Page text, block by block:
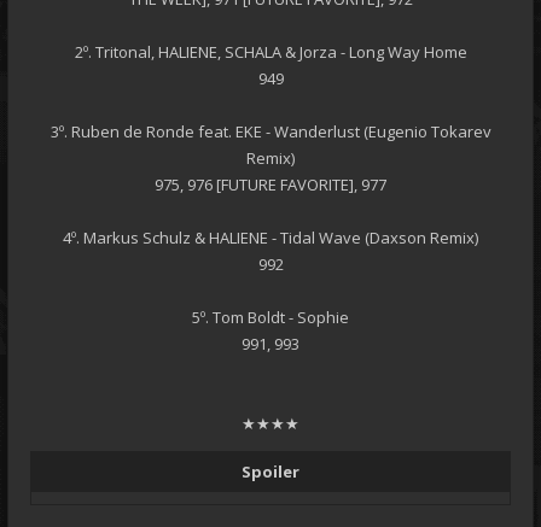
2º. Tritonal, HALIENE, SCHALA & Jorza - Long Way Home
949
3º. Ruben de Ronde feat. EKE - Wanderlust (Eugenio Tokarev
Remix)
975, 976 [FUTURE FAVORITE], 977
4º. Markus Schulz & HALIENE - Tidal Wave (Daxson Remix)
992
5º. Tom Boldt - Sophie
991, 993
★★★★
Spoiler